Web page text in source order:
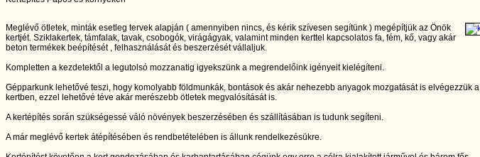
Meglévő ötletek, minták esetleg tervek alapján ( amennyiben nincs, és kérik szívesen segítünk ) megépítjük az Önök
kertjét. Sziklakertek, támfalak, tavak, csobogók, virágágyak, valamint minden kerttel kapcsolatos fa, fém, kő, vagy akár
beton termékek beépítését , felhasználását és beszerzését vállaljuk.
Kompletten a kezdetektől a legutolsó mozzanatig igyekszünk a megrendelőink igényeit kielégíteni.
Gépparkunk lehetővé teszi, hogy komolyabb földmunkák, bontások és akár nehezebb anyagok mozgatását is elvégezzük a
kertben, ezzel lehetővé téve akár merészebb ötletek megvalósítását is.
A kertépítés során szükségessé váló növények beszerzésében és szállításában is tudunk segíteni.
A már meglévő kertek átépítésében és rendbetételében is állunk rendelkezésükre.